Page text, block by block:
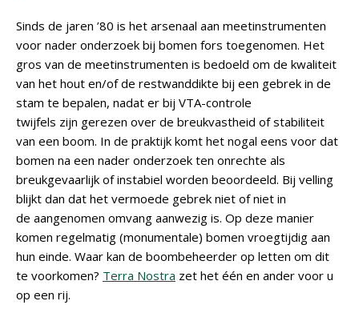
Sinds de jaren ’80 is het arsenaal aan meetinstrumenten
voor nader onderzoek bij bomen fors toegenomen. Het
gros van de meetinstrumenten is bedoeld om de kwaliteit
van het hout en/of de restwanddikte bij een gebrek in de
stam te bepalen, nadat er bij VTA-controle
twijfels zijn gerezen over de breukvastheid of stabiliteit
van een boom. In de praktijk komt het nogal eens voor dat
bomen na een nader onderzoek ten onrechte als
breukgevaarlijk of instabiel worden beoordeeld. Bij velling
blijkt dan dat het vermoede gebrek niet of niet in
de aangenomen omvang aanwezig is. Op deze manier
komen regelmatig (monumentale) bomen vroegtijdig aan
hun einde. Waar kan de boombeheerder op letten om dit
te voorkomen? Terra Nostra zet het één en ander voor u
op een rij.